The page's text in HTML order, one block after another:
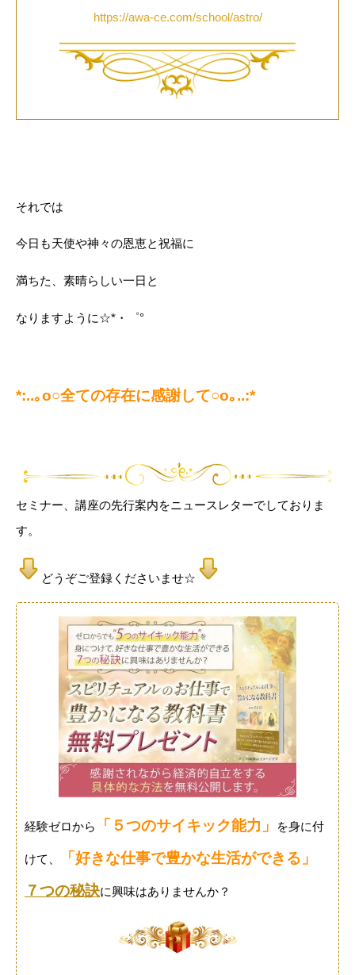
https://awa-ce.com/school/astro/
それでは
今日も天使や神々の恩恵と祝福に
満ちた、素晴らしい一日と
なりますように☆*・゜°
*:..｡o○全ての存在に感謝して○o｡..:*
セミナー、講座の先行案内をニュースレターでしておりま
す。
どうぞご登録くださいませ☆
経験ゼロから 「５つのサイキック能力」 を身に付
けて、
「好きな仕事で豊かな生活ができる」
７つの秘訣に興味はありませんか？